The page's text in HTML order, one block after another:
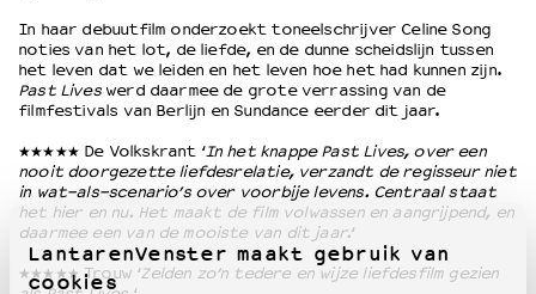
LantarenVenster maakt gebruik van
cookies
In haar debuutfilm onderzoekt toneelschrijver Celine Song
noties van het lot, de liefde, en de dunne scheidslijn tussen
het leven dat we leiden en het leven hoe het had kunnen zijn.
Past Liveswerd daarmee de grote verrassing van de
filmfestivals van Berlijn en Sundance eerder dit jaar.
★★★★★ De Volkskrant ‘In het knappe Past Lives, over een
nooit doorgezette liefdesrelatie, verzandt de regisseur niet
in wat-als-scenario’s over voorbije levens. Centraal staat
het hier en nu. Het maakt de film volwassen en aangrijpend, en
daarmee een van de mooiste van dit jaar.‘
★★★★★ Trouw ‘Zelden zo’n tedere en wijze liefdesfilm gezien